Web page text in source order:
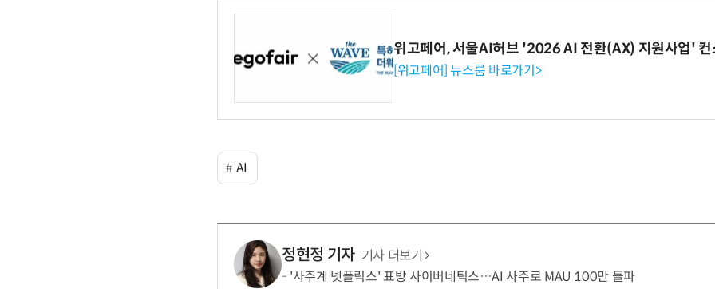
위고페어, 서울AI허브 '2026 AI 전환(AX) 지원사업' 컨
[위고페어] 뉴스룸 바로가기>
AI
정현정 기자 기사 더보기
'사주계 넷플릭스' 표방 사이버네틱스…AI 사주로 MAU 100만 돌파